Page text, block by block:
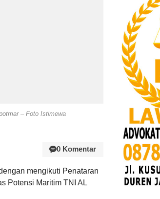
– Foto Istimewa
0 Komentar
mengikuti Penataran
Potensi Maritim TNI AL